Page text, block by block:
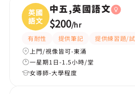
英國
語文
中五,英國語文
$200/hr
有耐性 提供筆記 提供練習題/
上門/視像皆可-東涌
一星期1日-1.5小時/堂
女導師-大學程度